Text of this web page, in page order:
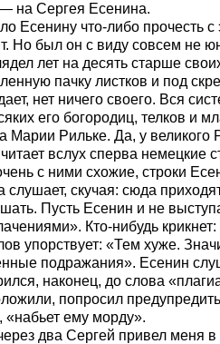
на Сергея Есенина.
Есенину что-либо прочесть
Но был он с виду совсем не
лет на десять старше
пачку листков и под
нет ничего своего. Вся
его богородиц, телков и
Марии Рильке. Да, у великого
вслух сперва немецкие
с ними схожие, строки
слушает, скучая: сюда
Пусть Есенин и не
Кто-нибудь
упорствует: «Тем хуже.
подражания». Есенин
наконец, до слова
попросил
«набьет ему морду».
два Сергей привел меня